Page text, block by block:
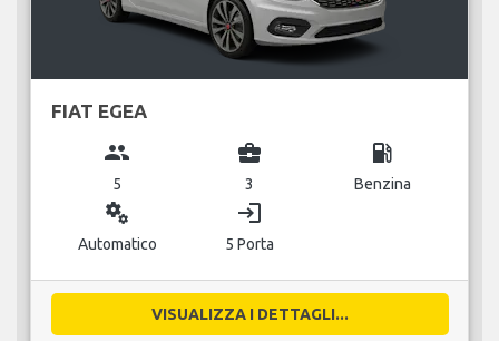
FIAT EGEA
group
5
business_center
3
local_gas_station
Benzina
miscellaneous_services
Automatico
login
5 Porta
VISUALIZZA I DETTAGLI...